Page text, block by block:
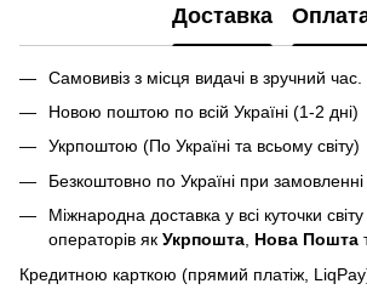
Доставка
Самовивіз з місця видачі в зручний час.
Новою поштою по всій Україні (1-2 дні)
Укрпоштою (По Україні та всьому світу)
Безкоштовно по Україні при замовленні
Міжнародна доставка у всі куточки
операторів як Укрпошта Нова Пошта
Кредитною карткою (прямий платіж,